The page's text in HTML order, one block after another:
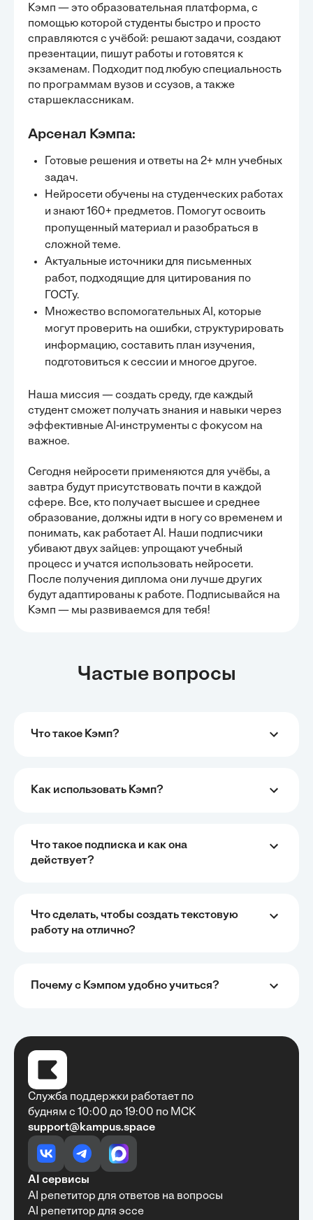
Кэмп — это образовательная платформа, с
помощью которой студенты быстро и просто
справляются с учёбой: решают задачи, создают
презентации, пишут работы и готовятся к
экзаменам. Подходит под любую специальность
по программам вузов и ссузов, а также
старшеклассникам.
Арсенал Кэмпа:
Готовые решения и ответы на 2+ млн учебных
задач.
Нейросети обучены на студенческих работах
и знают 160+ предметов. Помогут освоить
пропущенный материал и разобраться в
сложной теме.
Актуальные источники для письменных
работ, подходящие для цитирования по
ГОСТу.
Множество вспомогательных AI, которые
могут проверить на ошибки, структурировать
информацию, составить план изучения,
подготовиться к сессии и многое другое.
Наша миссия — создать среду, где каждый
студент сможет получать знания и навыки через
эффективные AI-инструменты с фокусом на
важное.
Сегодня нейросети применяются для учёбы, а
завтра будут присутствовать почти в каждой
сфере. Все, кто получает высшее и среднее
образование, должны идти в ногу со временем и
понимать, как работает AI. Наши подписчики
убивают двух зайцев: упрощают учебный
процесс и учатся использовать нейросети.
После получения диплома они лучше других
будут адаптированы к работе. Подписывайся на
Кэмп — мы развиваемся для тебя!
Частые вопросы
Что такое Кэмп?
Как использовать Кэмп?
Что такое подписка и как она
действует?
Что сделать, чтобы создать текстовую
работу на отлично?
Почему с Кэмпом удобно учиться?
Служба поддержки работает по
будням с 10:00 до 19:00 по МСК
support@kampus.space
AI сервисы
AI репетитор для ответов на вопросы
AI репетитор для эссе